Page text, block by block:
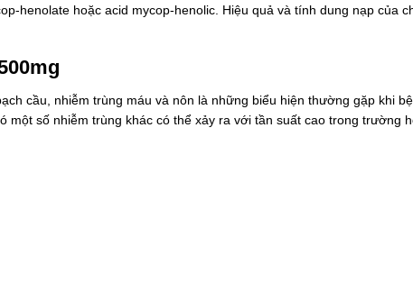
henolate hoặc acid mycop-henolic. Hiệu quả và tính dung nạp của
cầu, nhiễm trùng máu và nôn là những biểu hiện thường gặp khi
một số nhiễm trùng khác có thể xảy ra với tần suất cao trong trường